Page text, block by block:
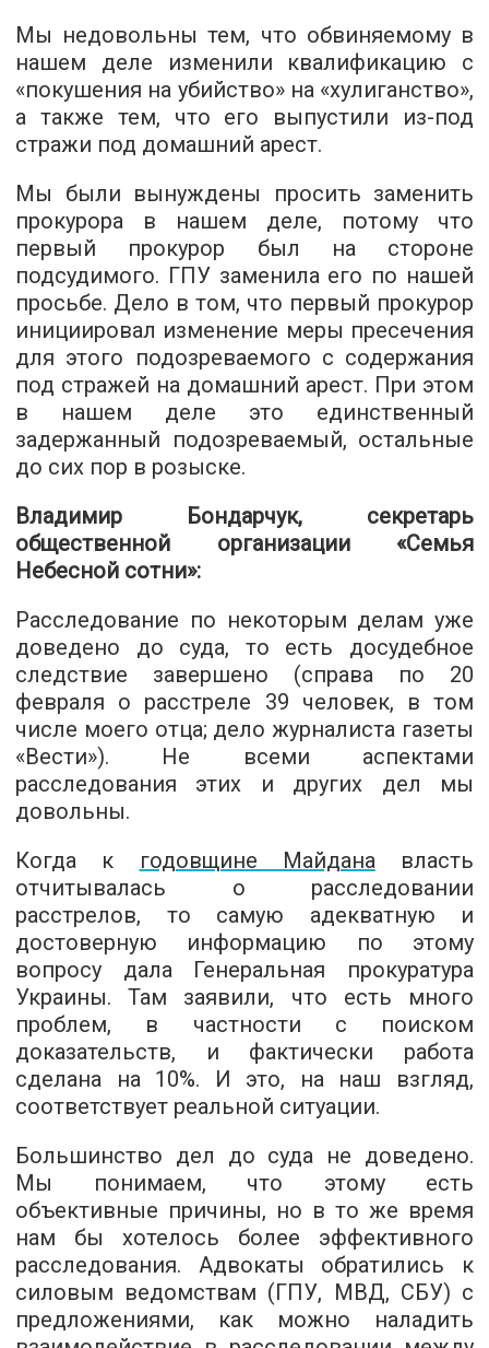
Мы недовольны тем, что обвиняемому в
нашем деле изменили квалификацию с
«покушения на убийство» на «хулиганство»,
а также тем, что его выпустили из-под
стражи под домашний арест.
Мы были вынуждены просить заменить
прокурора в нашем деле, потому что
первый прокурор был на стороне
подсудимого. ГПУ заменила его по нашей
просьбе. Дело в том, что первый прокурор
инициировал изменение меры пресечения
для этого подозреваемого с содержания
под стражей на домашний арест. При этом
в нашем деле это единственный
задержанный подозреваемый, остальные
до сих пор в розыске.
Владимир Бондарчук, секретарь
общественной организации «Семья
Небесной сотни»:
Расследование по некоторым делам уже
доведено до суда, то есть досудебное
следствие завершено (справа по 20
февраля о расстреле 39 человек, в том
числе моего отца; дело журналиста газеты
«Вести»). Не всеми аспектами
расследования этих и других дел мы
довольны.
Когда к
годовщине Майданавласть
отчитывалась о расследовании
расстрелов, то самую адекватную и
достоверную информацию по этому
вопросу дала Генеральная прокуратура
Украины. Там заявили, что есть много
проблем, в частности с поиском
доказательств, и фактически работа
сделана на 10%. И это, на наш взгляд,
соответствует реальной ситуации.
Большинство дел до суда не доведено.
Мы понимаем, что этому есть
объективные причины, но в то же время
нам бы хотелось более эффективного
расследования. Адвокаты обратились к
силовым ведомствам (ГПУ, МВД, СБУ) с
предложениями, как можно наладить